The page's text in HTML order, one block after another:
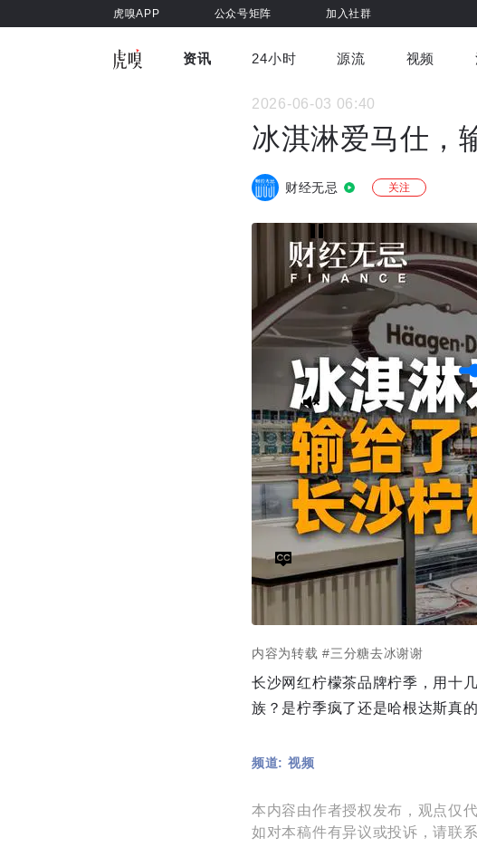
虎嗅APP 公众号矩阵 加入社群
资讯
车与出行
健康 书影音
24小时 源流 视频
虎嗅视界
2026-06-03 06:40
冰淇淋爱马仕，
财经无忌 关注
内容为转载 #三分糖去冰谢谢
长沙网红柠檬茶品牌柠季，用十
族？是柠季疯了还是哈根达斯真
频道: 视频
本内容由作者授权发布，观点仅
如对本稿件有异议或投诉，请联